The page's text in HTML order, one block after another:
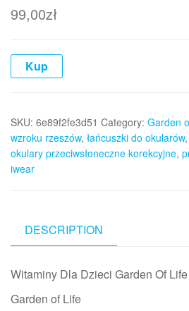
99,00zł
Kup
SKU: 6e89f2fe3d51 Category: Garden
wzroku rzeszów, łańcuszki do okularów,
okulary przeciwsłoneczne korekcyjne,
iwear
DESCRIPTION
Witaminy Dla Dzieci Garden Of
Garden of Life